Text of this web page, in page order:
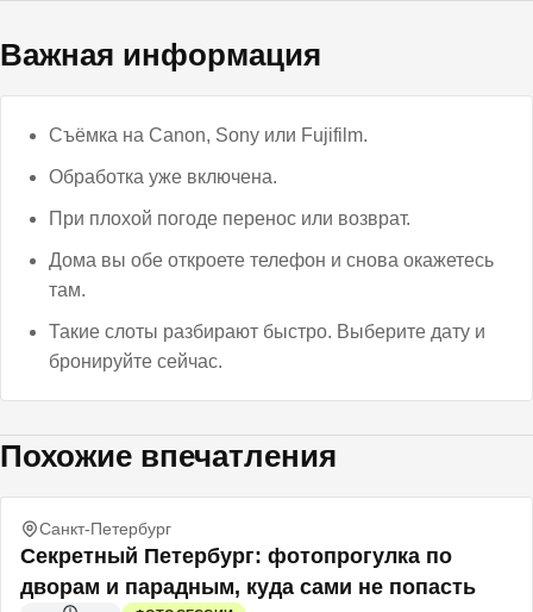
Важная информация
Съёмка на Canon, Sony или Fujifilm.
Обработка уже включена.
При плохой погоде перенос или возврат.
Дома вы обе откроете телефон и снова окажетесь
там.
Такие слоты разбирают быстро. Выберите дату и
бронируйте сейчас.
Похожие впечатления
Санкт-Петербург
Секретный Петербург: фотопрогулка по
дворам и парадным, куда сами не попасть